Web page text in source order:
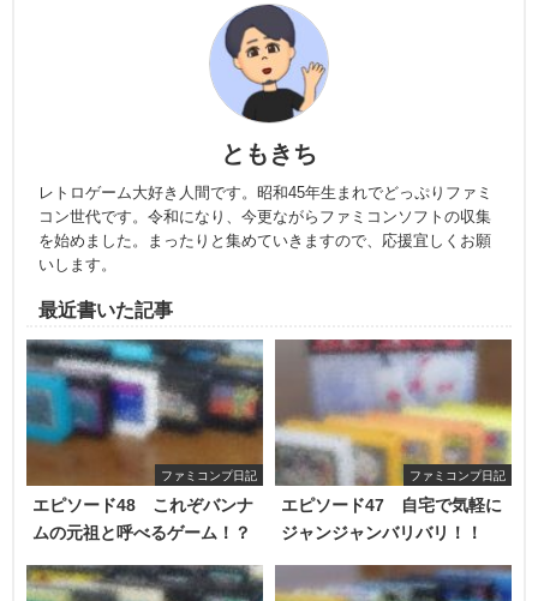
ともきち
レトロゲーム大好き人間です。昭和45年生まれでどっぷりファミ
コン世代です。令和になり、今更ながらファミコンソフトの収集
を始めました。まったりと集めていきますので、応援宜しくお願
いします。
最近書いた記事
ファミコンプ日記
エピソード48 これぞバンナ
ムの元祖と呼べるゲーム！？
ファミコンプ日記
エピソード47 自宅で気軽に
ジャンジャンバリバリ！！